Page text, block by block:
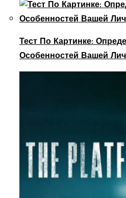
Тест По Картинке:
Особенностей Вашей